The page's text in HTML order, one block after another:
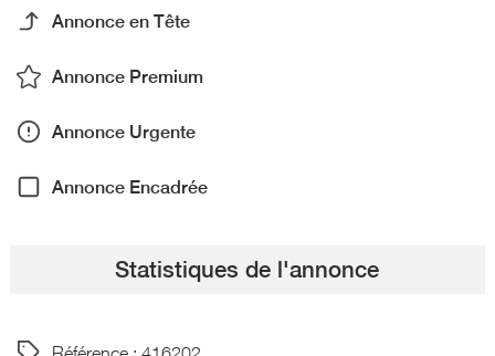
Annonce en Tête
Annonce Premium
Annonce Urgente
Annonce Encadrée
Statistiques de l'annonce